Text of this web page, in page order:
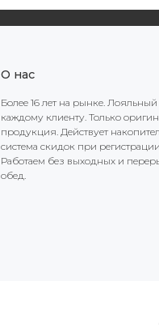
О нас
Более 16 лет на рынке.
каждому клиенту. Только
продукция. Действует
система скидок при
Работаем без выходных и
обед.